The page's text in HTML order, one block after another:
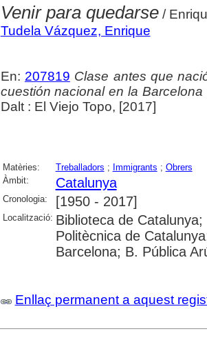
Venir para quedarse/
Tudela Vázquez, Enrique
En: 207819 Clase antes que
cuestión nacional en la
Dalt : El Viejo Topo, [2017]
Matèries: Treballadors ; Immigrants ; Obrers
Àmbit:
Catalunya
Cronologia: [1950 - 2017]
Localització: Biblioteca de
Politècnica de
Barcelona; B. Pública
Enllaç permanent a aquest